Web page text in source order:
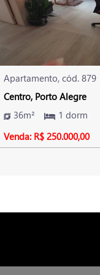
Apartamento, cód. 879
Centro, Porto Alegre
36m²
1 dorm
Venda: R$ 250.000,00